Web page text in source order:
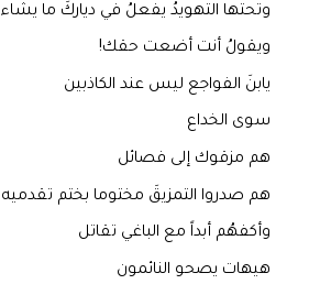
وتحتها التهويدُ يفعلُ في دياركَ ما يشاء
ويقولُ أنت أضعت حقك!
يابنَ الفواجع ليس عند الكاذبين
سوى الخداع
هم مزقوك إلى فصائل
هم صدروا التمزيقَ مختوما بختم تقدميه
وأكفهُم أبداً مع الباغي تقاتل
هيهات يصحو النائمون